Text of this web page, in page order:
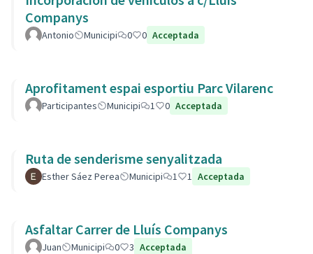
Companys
Antonio Municipi 0 0 Acceptada
Aprofitament espai esportiu Parc Vilarenc
Participantes Municipi 1 0 Acceptada
Ruta de senderisme senyalitzada
Esther Sáez Perea Municipi 1 1 Acceptada
Asfaltar Carrer de Lluís Companys
Juan Municipi 0 3 Acceptada